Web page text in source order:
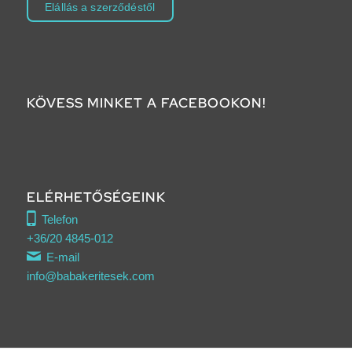
Elállás a szerződéstől
KÖVESS MINKET A FACEBOOKON!
ELÉRHETŐSÉGEINK
Telefon
+36/20 4845-012
E-mail
info@babakeritesek.com